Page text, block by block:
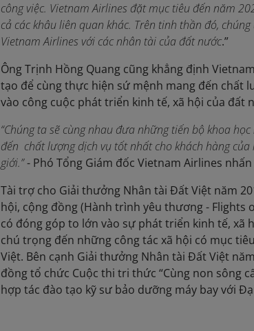
công việc. Vietnam Airlines đặt mục tiêu đến năm
cả các khâu liên quan khác. Trên tinh thần đó,
Vietnam Airlines với các nhân tài của đất nước.”
Ông Trịnh Hồng Quang cũng khẳng định
tạo để cùng thực hiện sứ mệnh mang đến chất
vào công cuộc phát triển kinh tế, xã hội của đất
“Chúng ta sẽ cùng nhau đưa những tiến bộ khoa
đến chất lượngdịch vụ tốt nhất cho khách hàng của
giới.”- Phó Tổng Giám đốc Vietnam Airlines
Tài trợ cho Giải thưởng Nhân tài Đất Việt năm
hội, cộng đồng (Hành trình yêu thương - Flights
có đóng góp to lớn vào sự phát triển kinh tế, xã
chú trọng đến những công tác xã hội có mục
Việt. Bên cạnh Giải thưởng Nhân tài Đất Việt
đồng tổ chức Cuộc thi tri thức “Cùng non sông
hợp tác đào tạo kỹ sư bảo dưỡng máy bay với